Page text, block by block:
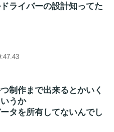
ライバーの設計知ってた
制作まで出来るとかいく
うか
タを所有してないんでし